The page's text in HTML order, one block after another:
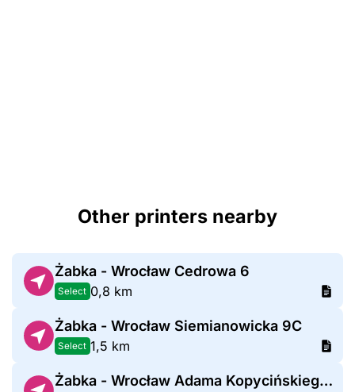
Other printers nearby
Żabka - Wrocław Cedrowa 6
Select 0,8 km
Żabka - Wrocław Siemianowicka 9C
Select 1,5 km
Żabka - Wrocław Adama Kopycińskiego 1A